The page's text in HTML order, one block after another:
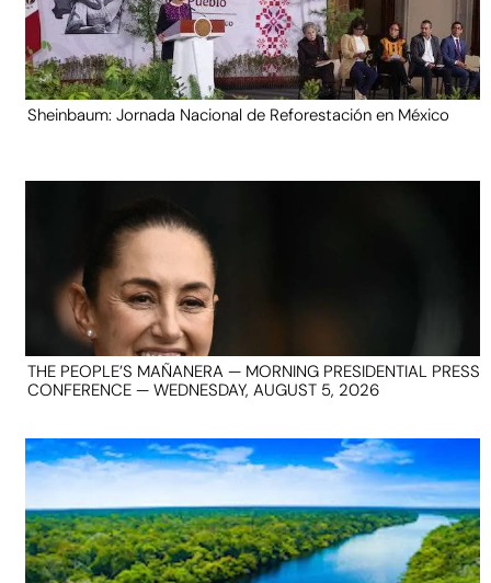
Sheinbaum: Jornada Nacional de Reforestación en México
THE PEOPLE’S MAÑANERA — MORNING PRESIDENTIAL PRESS
CONFERENCE — WEDNESDAY, AUGUST 5, 2026